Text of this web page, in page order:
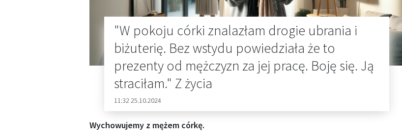
"W pokoju córki znalazłam drogie ubrania i
biżuterię. Bez wstydu powiedziała że to
prezenty od mężczyzn za jej pracę. Boję się. Ją
straciłam." Z życia
11:32 25.10.2024
Wychowujemy z mężem córkę.